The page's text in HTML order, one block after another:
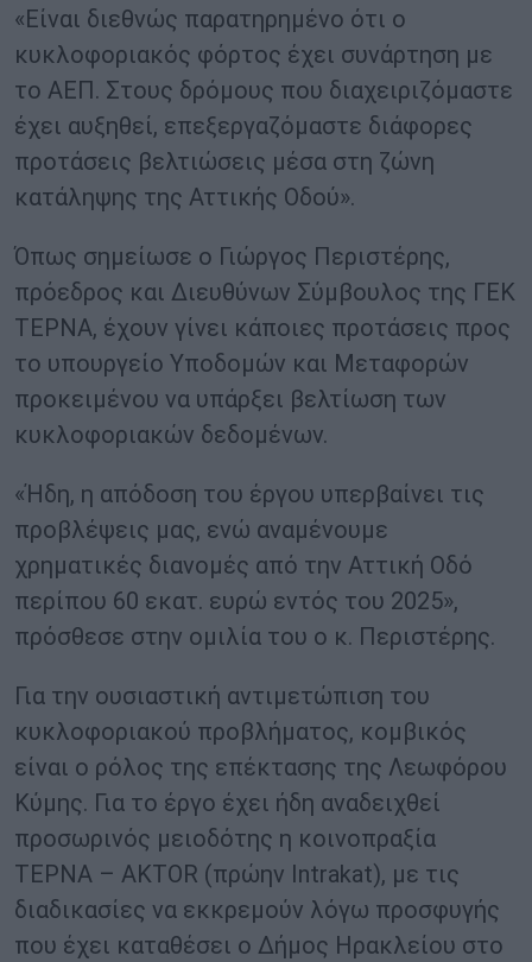
«Είναι διεθνώς παρατηρημένο ότι ο
κυκλοφοριακός φόρτος έχει συνάρτηση με
το ΑΕΠ. Στους δρόμους που διαχειριζόμαστε
έχει αυξηθεί, επεξεργαζόμαστε διάφορες
προτάσεις βελτιώσεις μέσα στη ζώνη
κατάληψης της Αττικής Οδού».
Όπως σημείωσε ο Γιώργος Περιστέρης,
πρόεδρος και Διευθύνων Σύμβουλος της ΓΕΚ
ΤΕΡΝΑ, έχουν γίνει κάποιες προτάσεις προς
το υπουργείο Υποδομών και Μεταφορών
προκειμένου να υπάρξει βελτίωση των
κυκλοφοριακών δεδομένων.
«Ήδη, η απόδοση του έργου υπερβαίνει τις
προβλέψεις μας, ενώ αναμένουμε
χρηματικές διανομές από την Αττική Οδό
περίπου 60 εκατ. ευρώ εντός του 2025»,
πρόσθεσε στην ομιλία του ο κ. Περιστέρης.
Για την ουσιαστική αντιμετώπιση του
κυκλοφοριακού προβλήματος, κομβικός
είναι ο ρόλος της επέκτασης της Λεωφόρου
Κύμης. Για το έργο έχει ήδη αναδειχθεί
προσωρινός μειοδότης η κοινοπραξία
ΤΕΡΝΑ – AKTOR (πρώην Intrakat), με τις
διαδικασίες να εκκρεμούν λόγω προσφυγής
που έχει καταθέσει ο Δήμος Ηρακλείου στο